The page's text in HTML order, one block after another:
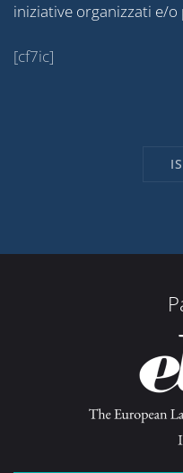
iniziative organizzati e/o
[cf7ic]